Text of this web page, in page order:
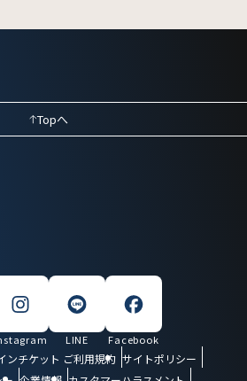
Topへ
LINE Facebook
ンチケット ご利用規約 サイトポリシー